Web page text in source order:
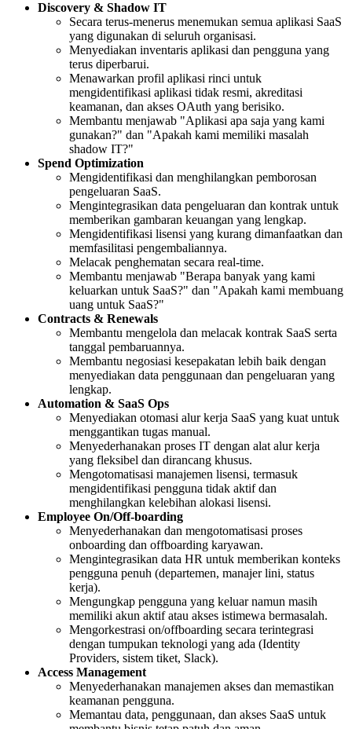
Discovery & Shadow IT
Secara terus-menerus menemukan semua aplikasi SaaS
yang digunakan di seluruh organisasi.
Menyediakan inventaris aplikasi dan pengguna yang
terus diperbarui.
Menawarkan profil aplikasi rinci untuk
mengidentifikasi aplikasi tidak resmi, akreditasi
keamanan, dan akses OAuth yang berisiko.
Membantu menjawab "Aplikasi apa saja yang kami
gunakan?" dan "Apakah kami memiliki masalah
shadow IT?"
Spend Optimization
Mengidentifikasi dan menghilangkan pemborosan
pengeluaran SaaS.
Mengintegrasikan data pengeluaran dan kontrak untuk
memberikan gambaran keuangan yang lengkap.
Mengidentifikasi lisensi yang kurang dimanfaatkan dan
memfasilitasi pengembaliannya.
Melacak penghematan secara real-time.
Membantu menjawab "Berapa banyak yang kami
keluarkan untuk SaaS?" dan "Apakah kami membuang
uang untuk SaaS?"
Contracts & Renewals
Membantu mengelola dan melacak kontrak SaaS serta
tanggal pembaruannya.
Membantu negosiasi kesepakatan lebih baik dengan
menyediakan data penggunaan dan pengeluaran yang
lengkap.
Automation & SaaS Ops
Menyediakan otomasi alur kerja SaaS yang kuat untuk
menggantikan tugas manual.
Menyederhanakan proses IT dengan alat alur kerja
yang fleksibel dan dirancang khusus.
Mengotomatisasi manajemen lisensi, termasuk
mengidentifikasi pengguna tidak aktif dan
menghilangkan kelebihan alokasi lisensi.
Employee On/Off-boarding
Menyederhanakan dan mengotomatisasi proses
onboarding dan offboarding karyawan.
Mengintegrasikan data HR untuk memberikan konteks
pengguna penuh (departemen, manajer lini, status
kerja).
Mengungkap pengguna yang keluar namun masih
memiliki akun aktif atau akses istimewa bermasalah.
Mengorkestrasi on/offboarding secara terintegrasi
dengan tumpukan teknologi yang ada (Identity
Providers, sistem tiket, Slack).
Access Management
Menyederhanakan manajemen akses dan memastikan
keamanan pengguna.
Memantau data, penggunaan, dan akses SaaS untuk